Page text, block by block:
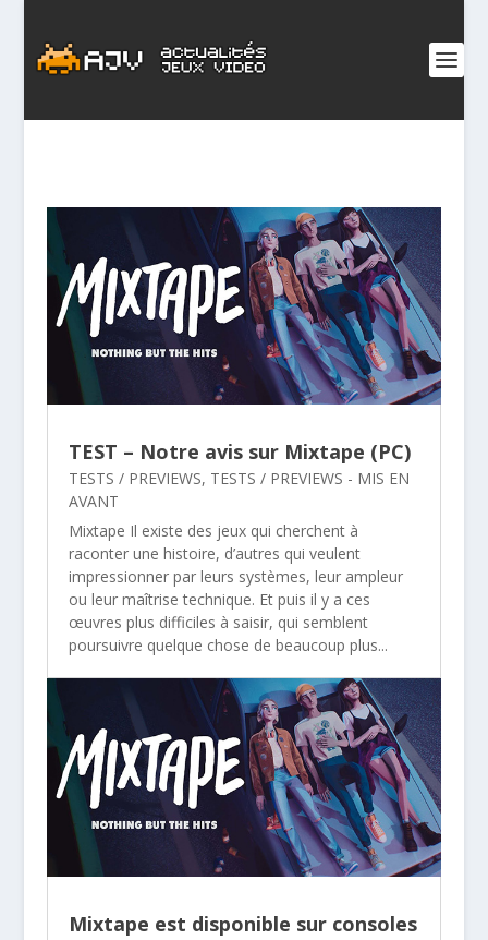
TEST – Notre avis sur Mixtape (PC)
TESTS / PREVIEWS, TESTS / PREVIEWS - MIS EN
AVANT
Mixtape Il existe des jeux qui cherchent à
raconter une histoire, d’autres qui veulent
impressionner par leurs systèmes, leur ampleur
ou leur maîtrise technique. Et puis il y a ces
œuvres plus difficiles à saisir, qui semblent
poursuivre quelque chose de beaucoup plus...
Mixtape est disponible sur consoles